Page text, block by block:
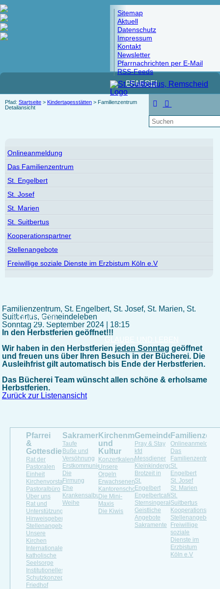
Sitemap
Aktuell
Datenschutz
Impressum
Kontakt
Newsletter
Pfarrnachrichten per E-Mail
RSS-Feeds
STARTSEITE
PFARREI
Pfad: Startseite > Kindertagesstätten > Familienzentrum
Detailansicht
Onlineanmeldung
Das Familienzentrum
St. Engelbert
St. Josef
St. Marien
St. Suitbertus
Kooperationspartner
Stellenangebote
Freiwillige soziale Dienste im Erzbistum Köln e.V
Familienzentrum, St. Engelbert, St. Josef, St. Marien, St.
Suitbertus, Gemeindeleben
Sonntag 29. September 2024 | 18:15
In den Herbstferien geöffnet!!!
Wir haben in den Herbstferien jeden Sonntag geöffnet
und freuen uns über Ihren Besuch in der Bücherei. Die
Ausleihfrist gilt automatisch bis Ende der Herbstferien.
Das Bücherei Team wünscht allen schöne & erholsame
Herbstferien.
Zurück zur Listenansicht
Pfarrei
&
Gottesdienste
Rat der
Pastoralen
Einheit
Kirchenvorstand
Pastoralbüro
Über uns
Rat und
Unterstützung
Hinweisgeberportal
Stellenangebot
Unsere
Kirchen
Internationale
katholische
Seelsorge
Institutionelles
Schutzkonzept
Friedhof
Sakramente
Taufe
Buße und
Versöhnung
Erstkommunion
Die
Firmung
Ehe
Krankensalbung
Weihe
Kirchenmusik
und
Kultur
Konzertkalender
Unsere
Orgeln
Erwachsenenchöre
Kantorenschola
Die Mini-
Maxis
Die Kiwis
Gemeindeleben
Pray & Stay
kfd
Messdiener
Kleinkindergottesdienst
Brotzeit in
St.
Engelbert
Engelbertcafé
Sternsingeraktion
Geistliche
Angebote
Sakramente
Onlineanmeldung
Das
Familienzentrum
St.
Engelbert
St. Josef
St. Marien
St.
Suitbertus
Stellenangebote
Freiwillige
soziale
Dienste im
Erzbistum
Köln e.V